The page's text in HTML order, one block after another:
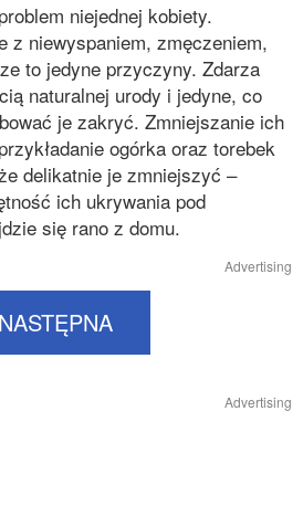
niejednej kobiety.
z niewyspaniem, zmęczeniem,
to jedyne przyczyny. Zdarza
naturalnej urody i jedyne, co
je zakryć. Zmniejszanie ich
ogórka oraz torebek
delikatnie je zmniejszyć –
ich ukrywania pod
się rano z domu.
Advertising
NASTĘPNA
Advertising